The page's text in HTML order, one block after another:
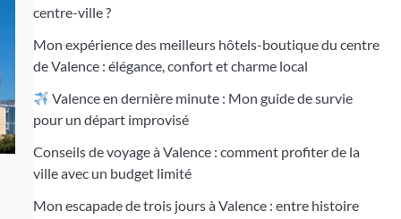
centre-ville ?
Mon expérience des meilleurs hôtels-boutique du centre
de Valence : élégance, confort et charme local
Valence en dernière minute : Mon guide de survie
pour un départ improvisé
Conseils de voyage à Valence : comment profiter de la
ville avec un budget limité
Mon escapade de trois jours à Valence : entre histoire